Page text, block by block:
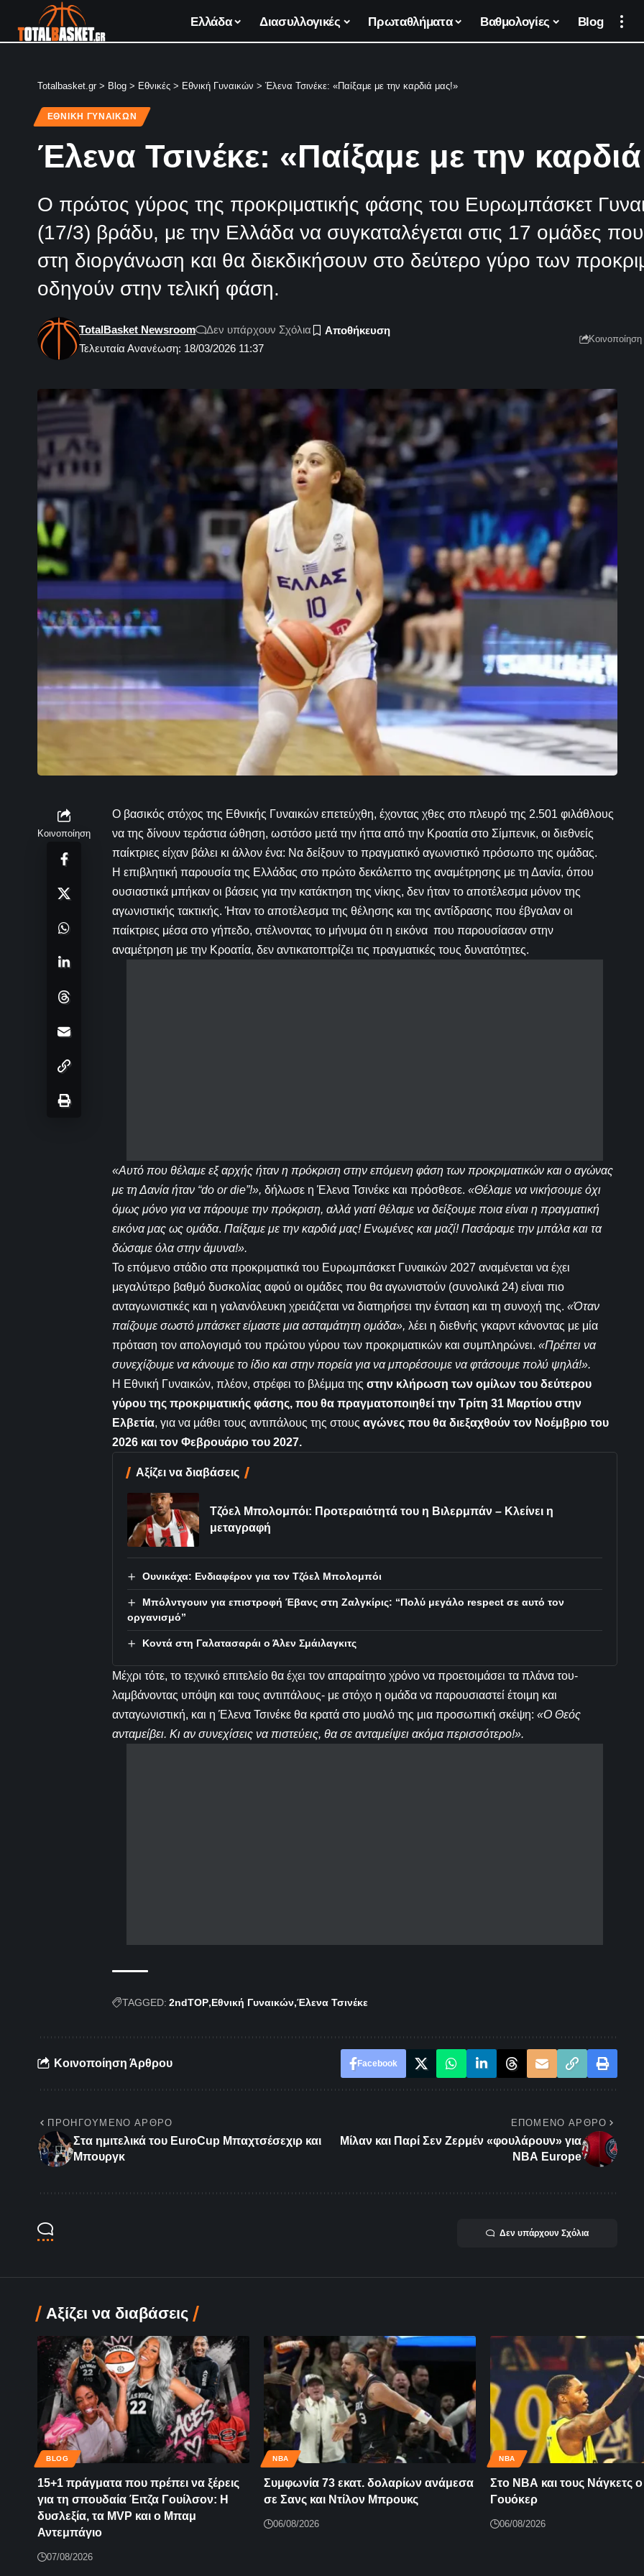
Ελλάδα Διασυλλογικές Πρωταθλήματα Βαθμολογίες Blog
Totalbasket.gr > Blog > Εθνικές > Εθνική Γυναικών > Έλενα Τσινέκε: «Παίξαμε με την καρδιά μας!»
ΕΘΝΙΚΉ ΓΥΝΑΙΚΏΝ
Έλενα Τσινέκε: «Παίξαμε με την
Ο πρώτος γύρος της προκριματικής φάσης του Ευρωμπάσκετ
(17/3) βράδυ, με την Ελλάδα να συγκαταλέγεται στις 17 ομάδες που
στη διοργάνωση και θα διεκδικήσουν στο δεύτερο γύρο των
οδηγούν στην τελική φάση.
Τελευταία Ανανέωση: 18/03/2026 11:37
TotalBasket Newsroom Δεν υπάρχουν Σχόλια
Κοινοποίηση
Κοινοποίηση
Ο βασικός στόχος της Εθνικής Γυναικών επετεύχθη, έχοντας χθες στο πλευρό της 2.501 φιλάθλους
να της δίνουν τεράστια ώθηση, ωστόσο μετά την ήττα από την Κροατία στο Σίμπενικ, οι διεθνείς
παίκτριες είχαν βάλει κι άλλον ένα: Να δείξουν το πραγματικό αγωνιστικό πρόσωπο της ομάδας.
Η επιβλητική παρουσία της Ελλάδας στο πρώτο δεκάλεπτο της αναμέτρησης με τη Δανία, όπου
ουσιαστικά μπήκαν οι βάσεις για την κατάκτηση της νίκης, δεν ήταν το αποτέλεσμα μόνον της
αγωνιστικής τακτικής. Ήταν το αποτέλεσμα της θέλησης και της αντίδρασης που έβγαλαν οι
παίκτριες μέσα στο γήπεδο, στέλνοντας το μήνυμα ότι η εικόνα που παρουσίασαν στην
αναμέτρηση με την Κροατία, δεν αντικατοπτρίζει τις πραγματικές τους δυνατότητες.
«Αυτό που θέλαμε εξ αρχής ήταν η πρόκριση στην επόμενη φάση των προκριματικών και ο αγώνας
με τη Δανία ήταν “do or die”!», δήλωσε η Έλενα Τσινέκε και πρόσθεσε. «Θέλαμε να νικήσουμε όχι
όμως μόνο για να πάρουμε την πρόκριση, αλλά γιατί θέλαμε να δείξουμε ποια είναι η πραγματική
εικόνα μας ως ομάδα. Παίξαμε με την καρδιά μας! Ενωμένες και μαζί! Πασάραμε την μπάλα και τα
δώσαμε όλα στην άμυνα!».
Το επόμενο στάδιο στα προκριματικά του Ευρωμπάσκετ Γυναικών 2027 αναμένεται να έχει
μεγαλύτερο βαθμό δυσκολίας αφού οι ομάδες που θα αγωνιστούν (συνολικά 24) είναι πιο
ανταγωνιστικές και η γαλανόλευκη χρειάζεται να διατηρήσει την ένταση και τη συνοχή της. «Όταν
παίζουμε σωστό μπάσκετ είμαστε μια ασταμάτητη ομάδα», λέει η διεθνής γκαρντ κάνοντας με μία
πρόταση τον απολογισμό του πρώτου γύρου των προκριματικών και συμπληρώνει. «Πρέπει να
συνεχίζουμε να κάνουμε το ίδιο και στην πορεία για να μπορέσουμε να φτάσουμε πολύ ψηλά!».
Η Εθνική Γυναικών, πλέον, στρέφει το βλέμμα της στην κλήρωση των ομίλων του δεύτερου
γύρου της προκριματικής φάσης, που θα πραγματοποιηθεί την Τρίτη 31 Μαρτίου στην
Ελβετία, για να μάθει τους αντιπάλους της στους αγώνες που θα διεξαχθούν τον Νοέμβριο του
2026 και τον Φεβρουάριο του 2027.
Αξίζει να διαβάσεις
Τζόελ Μπολομπόι: Προτεραιότητά του η Βιλερμπάν – Κλείνει η
μεταγραφή
Ουνικάχα: Ενδιαφέρον για τον Τζόελ Μπολομπόι
Μπόλντγουιν για επιστροφή Έβανς στη Ζαλγκίρις: “Πολύ μεγάλο respect σε αυτό τον
οργανισμό”
Κοντά στη Γαλατασαράι ο Άλεν Σμάιλαγκιτς
Μέχρι τότε, το τεχνικό επιτελείο θα έχει τον απαραίτητο χρόνο να προετοιμάσει τα πλάνα του-
λαμβάνοντας υπόψη και τους αντιπάλους- με στόχο η ομάδα να παρουσιαστεί έτοιμη και
ανταγωνιστική, και η Έλενα Τσινέκε θα κρατά στο μυαλό της μια προσωπική σκέψη: «Ο Θεός
ανταμείβει. Κι αν συνεχίσεις να πιστεύεις, θα σε ανταμείψει ακόμα περισσότερο!».
TAGGED: 2ndTOP Εθνική Γυναικών Έλενα Τσινέκε
Κοινοποίηση Άρθρου Facebook
ΠΡΟΗΓΟΎΜΕΝΟ ΆΡΘΡΟ
Στα ημιτελικά του EuroCup Μπαχτσέσεχιρ και
Μπουργκ
ΕΠΌΜΕΝΟ ΆΡΘΡΟ
Μίλαν και Παρί Σεν Ζερμέν «φουλάρουν» για
ΝΒΑ Europe
Δεν υπάρχουν Σχόλια
Αξίζει να διαβάσεις
BLOG
15+1 πράγματα που πρέπει να ξέρεις
για τη σπουδαία Έιτζα Γουίλσον: Η
δυσλεξία, τα MVP και ο Μπαμ
Αντεμπάγιο
07/08/2026
NBA
Συμφωνία 73 εκατ. δολαρίων ανάμεσα
σε Σανς και Ντίλον Μπρουκς
06/08/2026
NBA
Στο ΝΒΑ και τους Νάγκετς ο
Γουόκερ
06/08/2026